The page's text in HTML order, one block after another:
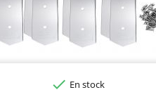
 En stock